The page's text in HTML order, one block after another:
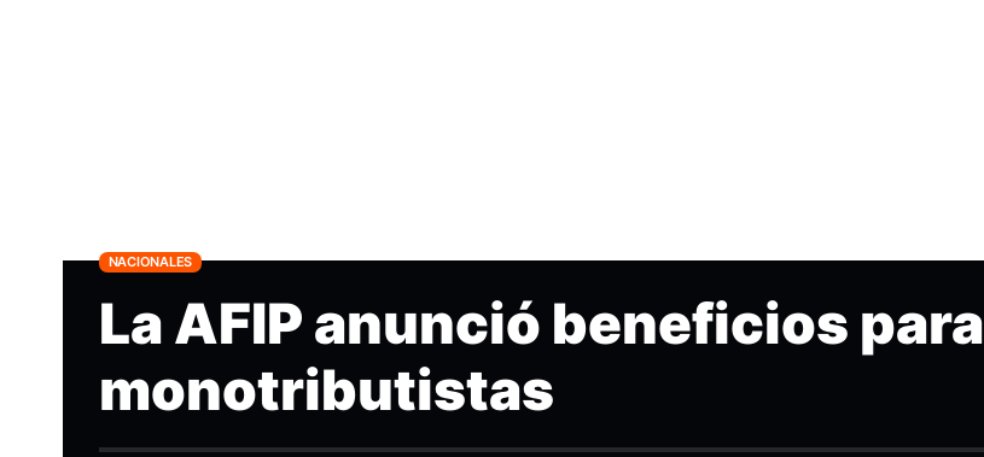
NACIONALES
La AFIP anunció beneficios para
monotributistas